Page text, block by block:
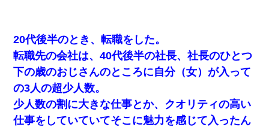
20代後半のとき、転職をした。
転職先の会社は、40代後半の社長、社長のひとつ
下の歳のおじさんのところに自分（女）が入って
の3人の超少人数。
少人数の割に大きな仕事とか、クオリティの高い
仕事をしていていてそこに魅力を感じて入ったん